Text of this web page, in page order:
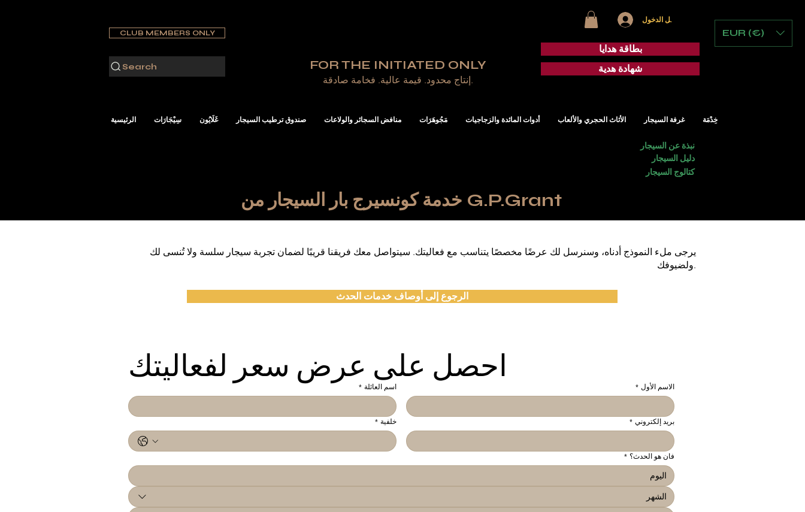
CLUB MEMBERS ONLY
Search FOR THE INITIATED ONLY
إنتاج محدود. قيمة عالية. فخامة صادقة.
تسجيل الدخول
بطاقة هدايا
شهادة هدية
EUR (€)
الرئيسية سِيْجَارَات غَلَايُون صندوق ترطيب السيجار منافض السجائر والولاعات مَجُوهَرَات أدوات المائدة والزجاجيات الأثاث الحجري والألعاب غرفة السيجار خِدْمَة
نبذة عن السيجار
دليل السيجار
كتالوج السيجار
خدمة كونسيرج بار السيجار من G.P.Grant
يرجى ملء النموذج أدناه، وسنرسل لك عرضًا مخصصًا يتناسب مع فعاليتك. سيتواصل معك فريقنا قريبًا لضمان تجربة سيجار سلسة ولا تُنسى لك
ولضيوفك.
الرجوع إلى أوصاف خدمات الحدث
احصل على عرض سعر لفعاليتك
الاسم الأول * اسم العائلة *
بريد إلكتروني * خلفية *
فان هو الحدث؟ *
الشهر